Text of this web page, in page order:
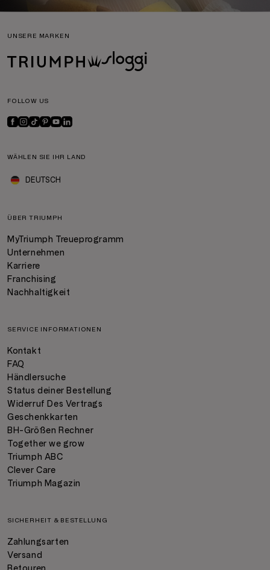
UNSERE MARKEN
FOLLOW US
WÄHLEN SIE IHR LAND
DEUTSCH
ÜBER TRIUMPH
MyTriumph Treueprogramm
Unternehmen
Karriere
Franchising
Nachhaltigkeit
SERVICE INFORMATIONEN
Kontakt
FAQ
Händlersuche
Status deiner Bestellung
Widerruf Des Vertrags
Geschenkkarten
BH-Größen Rechner
Together we grow
Triumph ABC
Clever Care
Triumph Magazin
SICHERHEIT & BESTELLUNG
Zahlungsarten
Versand